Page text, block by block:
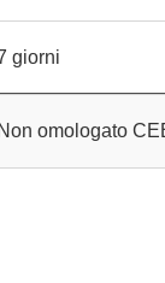
giorni
Non omologato